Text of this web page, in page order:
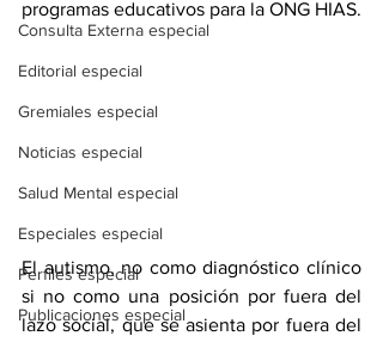
Consulta Externa especial
Editorial especial
Gremiales especial
Noticias especial
Salud Mental especial
Especiales especial
Perfiles especial
Publicaciones especial
El autismo, no como diagnóstico clínico
si no como una posición por fuera del
lazo social, que se asienta por fuera del